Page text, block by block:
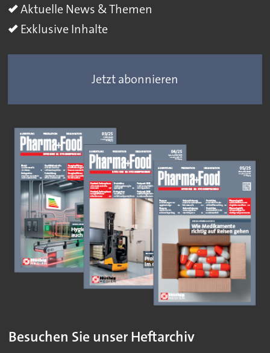
Aktuelle News & Themen
Exklusive Inhalte
Jetzt abonnieren
Besuchen Sie unser Heftarchiv